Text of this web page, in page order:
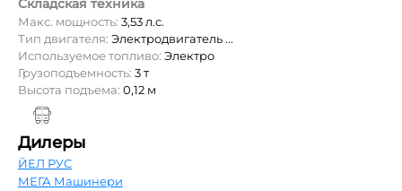
Складская техника
Макс. мощность: 3,53 л.с.
Тип двигателя: Электродвигатель ...
Используемое топливо: Электро
Грузоподъемность: 3 т
Высота подъема: 0,12 м
Дилеры
ЙЕЛ РУС
МЕГА Машинери